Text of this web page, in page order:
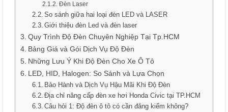
Đèn Laser
So sánh giữa hai loại đèn LED và LASER
Giới thiệu đèn Led và đèn laser
Quy Trình Độ Đèn Chuyên Nghiệp Tại Tp.HCM
Bảng Giá và Gói Dịch Vụ Độ Đèn
Những Lưu Ý Khi Độ Đèn Cho Xe Ô Tô
LED, HID, Halogen: So Sánh và Lựa Chọn
Bảo Hành và Dịch Vụ Hậu Mãi Khi Độ Đèn
Địa chỉ nâng cấp đèn xe hơi Honda Civic tại TP.HCM
Câu hỏi 1: Độ đèn ô tô có cần đăng kiểm không?